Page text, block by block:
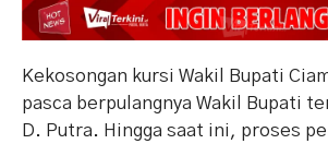
Kekosongan kursi Wakil Bupati
pasca berpulangnya Wakil Bupati
D. Putra. Hingga saat ini, proses